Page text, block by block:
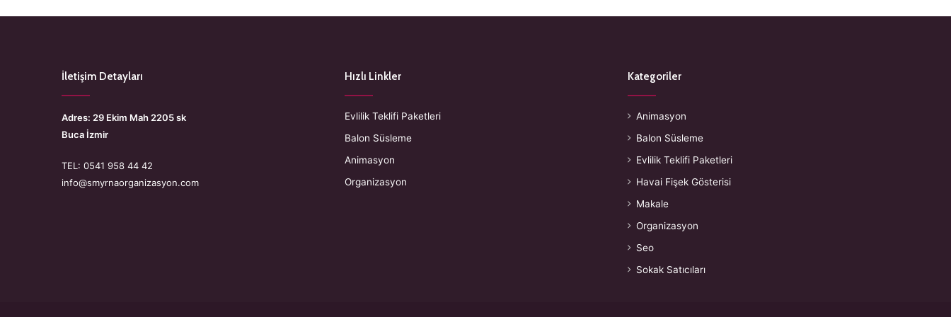
İletişim Detayları
Adres: 29 Ekim Mah 2205 sk
Buca İzmir
TEL: 0541 958 44 42
info@smyrnaorganizasyon.com
Hızlı Linkler
Evlilik Teklifi Paketleri
Balon Süsleme
Animasyon
Organizasyon
Kategoriler
Animasyon
Balon Süsleme
Evlilik Teklifi Paketleri
Havai Fişek Gösterisi
Makale
Organizasyon
Seo
Sokak Satıcıları